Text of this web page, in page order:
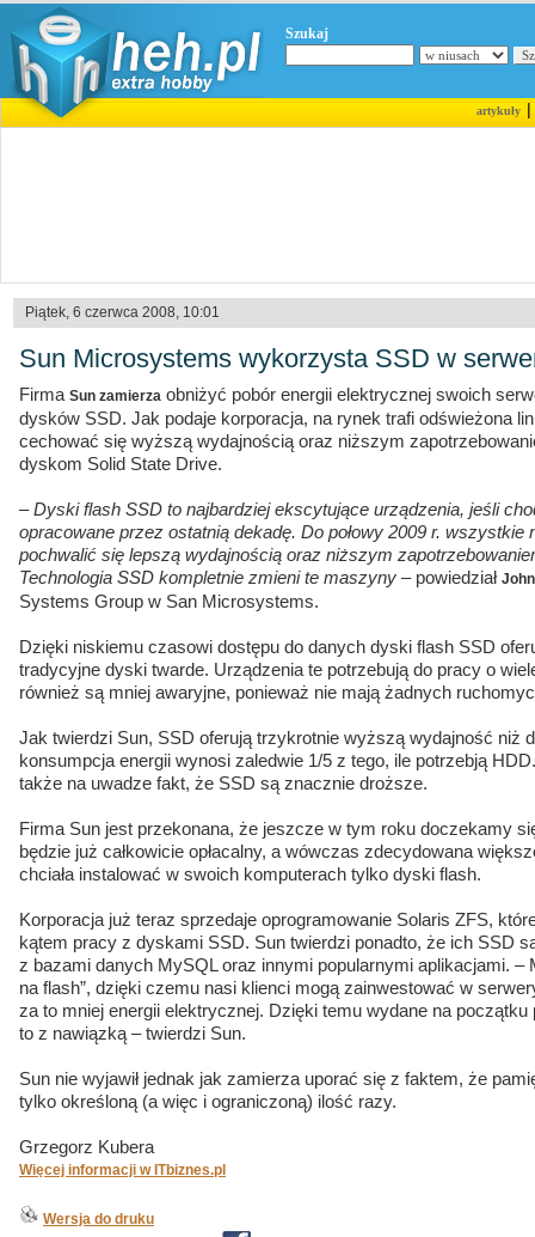
Szukaj
artykuły|
Piątek, 6 czerwca 2008, 10:01
Sun Microsystems wykorzysta SSD w
Firma Sun zamierza obniżyć pobór energii elektrycznej swoich
dysków SSD. Jak podaje korporacja, na rynek trafi odświeżona
cechować się wyższą wydajnością oraz niższym
dyskom Solid State Drive.
–Dyski flash SSD to najbardziej ekscytujące urządzenia, jeśli
opracowane przez ostatnią dekadę. Do połowy 2009 r. wszystkie
pochwalić się lepszą wydajnością oraz niższym
Technologia SSD kompletnie zmieni te maszyny – powiedział
Systems Group w San Microsystems.
Dzięki niskiemu czasowi dostępu do danych dyski flash SSD
tradycyjne dyski twarde. Urządzenia te potrzebują do pracy o
również są mniej awaryjne, ponieważ nie mają żadnych
Jak twierdzi Sun, SSD oferują trzykrotnie wyższą wydajność niż
konsumpcja energii wynosi zaledwie 1/5 z tego, ile potrzebją
także na uwadze fakt, że SSD są znacznie droższe.
Firma Sun jest przekonana, że jeszcze w tym roku doczekamy
będzie już całkowicie opłacalny, a wówczas zdecydowana
chciała instalować w swoich komputerach tylko dyski flash.
Korporacja już teraz sprzedaje oprogramowanie Solaris ZFS,
kątem pracy z dyskami SSD. Sun twierdzi ponadto, że ich SSD
z bazami danych MySQL oraz innymi popularnymi aplikacjami. –
na flash”, dzięki czemu nasi klienci mogą zainwestować w
za to mniej energii elektrycznej. Dzięki temu wydane na
to z nawiązką – twierdzi Sun.
Sun nie wyjawił jednak jak zamierza uporać się z faktem, że
tylko określoną (a więc i ograniczoną) ilość razy.
Grzegorz Kubera
Więcej informacji w ITbiznes.pl
Wersja do druku